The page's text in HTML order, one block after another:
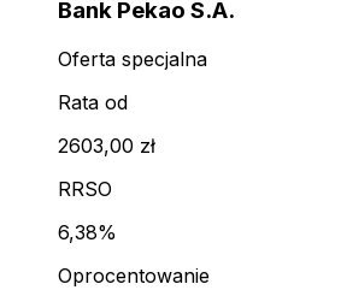
Bank Pekao S.A.
Oferta specjalna
Rata od
2603,00 zł
RRSO
6,38%
Oprocentowanie